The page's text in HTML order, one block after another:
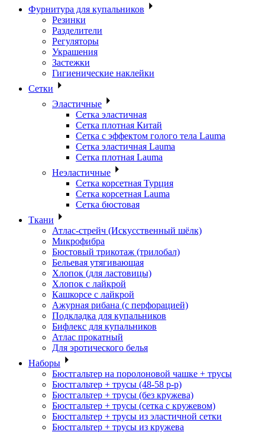
Фурнитура для купальников
Резинки
Разделители
Регуляторы
Украшения
Застежки
Гигиенические наклейки
Сетки
Эластичные
Сетка эластичная
Сетка плотная Китай
Сетка с эффектом голого тела Lauma
Сетка эластичная Lauma
Сетка плотная Lauma
Неэластичные
Сетка корсетная Турция
Сетка корсетная Lauma
Сетка бюстовая
Ткани
Атлас-стрейч (Искусственный шёлк)
Микрофибра
Бюстовый трикотаж (трилобал)
Бельевая утягивающая
Хлопок (для ластовицы)
Хлопок с лайкрой
Кашкорсе с лайкрой
Ажурная рибана (с перфорацией)
Подкладка для купальников
Бифлекс для купальников
Атлас прокатный
Для эротического белья
Наборы
Бюстгальтер на поролоновой чашке + трусы
Бюстгальтер + трусы (48-58 р-р)
Бюстгальтер + трусы (без кружева)
Бюстгальтер + трусы (сетка с кружевом)
Бюстгальтер + трусы из эластичной сетки
Бюстгальтер + трусы из кружева